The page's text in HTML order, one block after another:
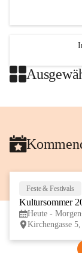
Feste & Festivals
Kultursommer
Heute - Morgen
Kirchengasse